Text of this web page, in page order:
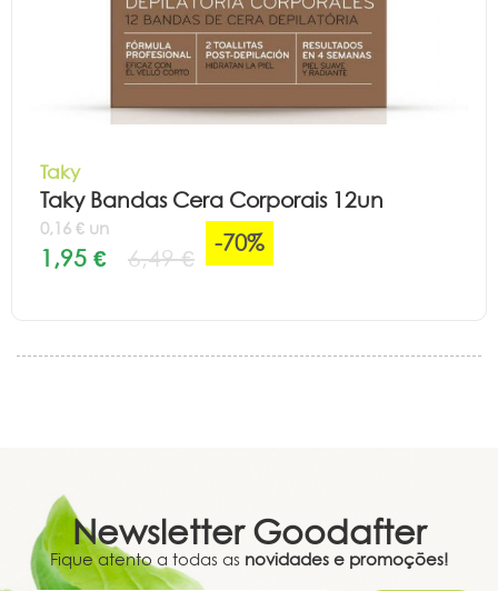
Taky
Taky Bandas Cera Corporais 12un
0,16 € un
1,95 € 6,49 €
-70%
Newsletter Goodafter
Fique atento a todas as novidades e promoções!